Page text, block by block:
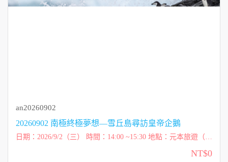
an20260902
20260902 南極終極夢想—雪丘島尋訪皇帝企鵝
日期：2026/9/2（三） 時間：14:00 ~15:30 地點：元本旅遊（台
NT$0